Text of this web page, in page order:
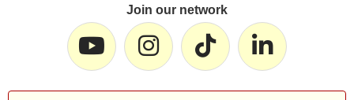
Join our network